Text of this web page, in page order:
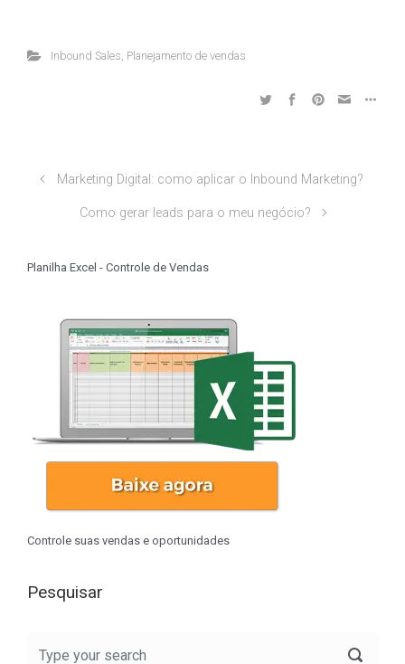
Inbound Sales Planejamento de vendas
Marketing Digital: como aplicar o Inbound Marketing?
Como gerar leads para o meu negócio?
Planilha Excel - Controle de Vendas
Controle suas vendas e oportunidades
Pesquisar